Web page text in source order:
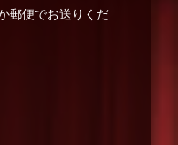
郵便でお送りくだ